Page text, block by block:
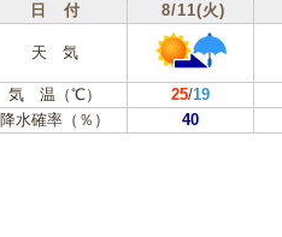
日 付 8/11(火)
天 気
気 温（℃） 25/19
降水確率（％）
40